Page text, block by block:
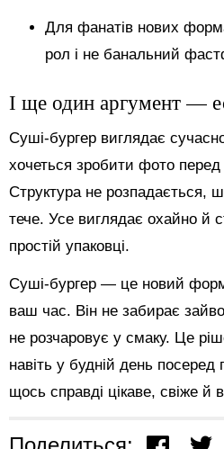
Для фанатів нових
рол і не банальний
І ще один аргумент —
Суші-бургер виглядає
хочеться зробити фото перед
Структура не розпадається,
тече. Усе виглядає охайно й
простій упаковці.
Суші-бургер — це новий
ваш час. Він не забирає
не розчаровує у смаку. Це
навіть у будній день посеред
щось справді цікаве, свіже й